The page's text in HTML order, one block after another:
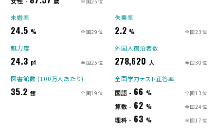
未婚率
24.5 % 全国29位
失業率
2.2 % 全国23位
魅力度
24.3 pt 全国25位
外国人宿泊者数
278,620 人 全国30位
図書館数 (100万人あたり)
35.2 館 全国19位
全国学力テスト正答率
国語 - 66 % 全国13位
算数 - 62 % 全国24位
理科 - 63 % 全国17位